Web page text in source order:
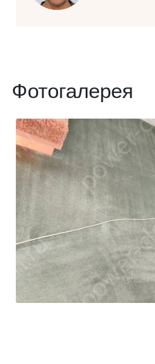
Фотогалерея